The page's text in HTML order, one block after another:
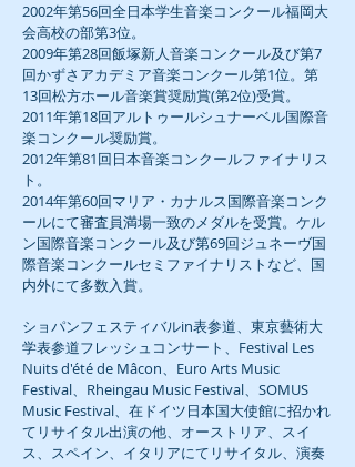
2002年第56回全日本学生音楽コンクール福岡大
会高校の部第3位。
2009年第28回飯塚新人音楽コンクール及び第7
回かずさアカデミア音楽コンクール第1位。第
13回松方ホール音楽賞奨励賞(第2位)受賞。
2011年第18回アルトゥールシュナーベル国際音
楽コンクール奨励賞。
2012年第81回日本音楽コンクールファイナリス
ト。
2014年第60回マリア・カナルス国際音楽コンク
ールにて審査員満場一致のメダルを受賞。ケル
ン国際音楽コンクール及び第69回ジュネーヴ国
際音楽コンクールセミファイナリストなど、国
内外にて多数入賞。
ショパンフェスティバルin表参道、東京藝術大
学表参道フレッシュコンサート、Festival Les
Nuits d'été de Mâcon、Euro Arts Music
Festival、Rheingau Music Festival、SOMUS
Music Festival、在ドイツ日本国大使館に招かれ
てリサイタル出演の他、オーストリア、スイ
ス、スペイン、イタリアにてリサイタル、演奏